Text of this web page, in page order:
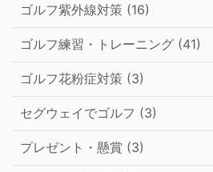
ゴルフ紫外線対策 (16)
ゴルフ練習・トレーニング (41)
ゴルフ花粉症対策 (3)
セグウェイでゴルフ (3)
プレゼント・懸賞 (3)